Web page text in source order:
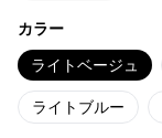
カラー
ライトベージュ
ライトブルー